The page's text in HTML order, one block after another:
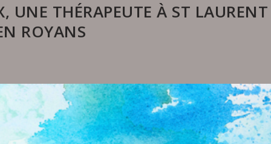
UNE THÉRAPEUTE À ST LAURENT
ROYANS